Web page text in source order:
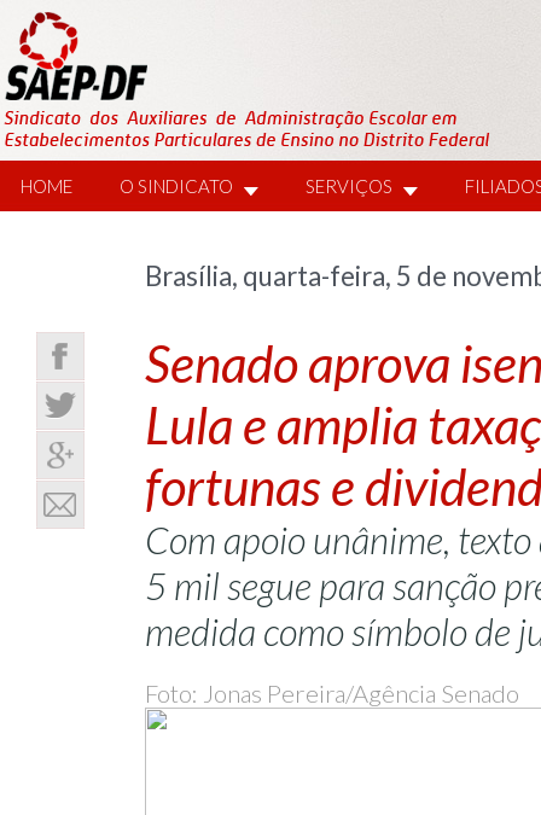
HOME O SINDICATO SERVIÇOS
Brasília, quarta-feira, 5 de
Senado aprova
Lula e amplia
fortunas e
Com apoio unânime,
5 mil segue para sanção
medida como símbolo de
Foto: Jonas Pereira/Agência Senado